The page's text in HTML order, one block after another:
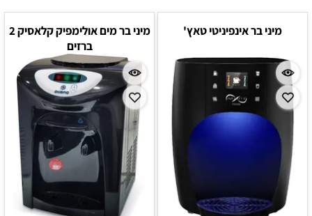
מיני בר אינפיניטי טאץ'
מיני בר מים אולימפיק קלאסיק 2
ברזים